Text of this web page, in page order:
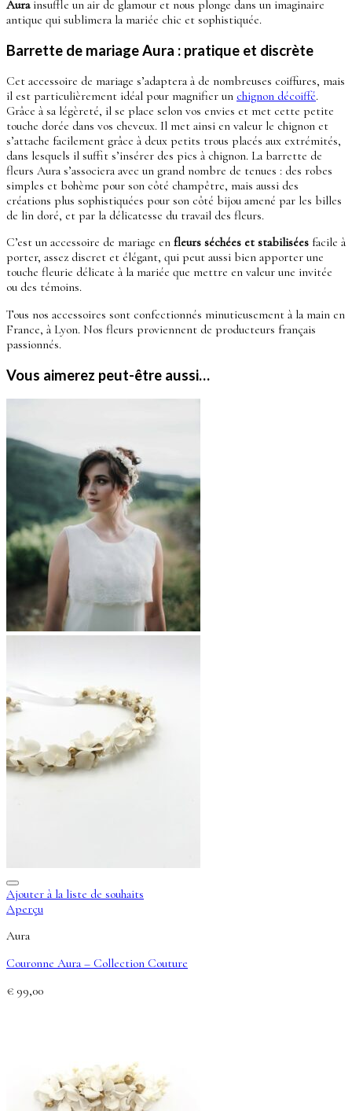
Aurainsuffle un air de glamour et nous plonge dans un imaginaire
antique qui sublimera la mariée chic et sophistiquée.
Barrette de mariage Aura : pratique et discrète
Cet accessoire de mariage s’adaptera à de nombreuses coiffures, mais
il est particulièrement idéal pour magnifier un chignon décoiffé.
Grâce à sa légèreté, il se place selon vos envies et met cette petite
touche dorée dans vos cheveux. Il met ainsi en valeur le chignon et
s’attache facilement grâce à deux petits trous placés aux extrémités,
dans lesquels il suffit s’insérer des pics à chignon. La barrette de
fleurs Aura s’associera avec un grand nombre de tenues : des robes
simples et bohème pour son côté champêtre, mais aussi des
créations plus sophistiquées pour son côté bijou amené par les billes
de lin doré, et par la délicatesse du travail des fleurs.
C’est un accessoire de mariage en fleurs séchées et stabilisées facile à
porter, assez discret et élégant, qui peut aussi bien apporter une
touche fleurie délicate à la mariée que mettre en valeur une invitée
ou des témoins.
Tous nos accessoires sont confectionnés minutieusement à la main en
France, à Lyon. Nos fleurs proviennent de producteurs français
passionnés.
Vous aimerez peut-être aussi…
Ajouter à la liste de souhaits
Aperçu
Aura
Couronne Aura – Collection Couture
€ 99,00